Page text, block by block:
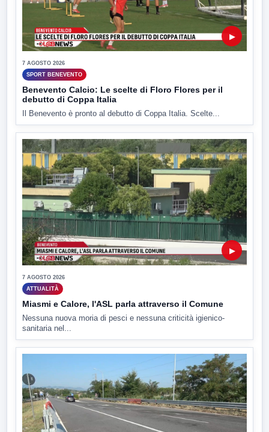
▶
7 AGOSTO 2026
SPORT BENEVENTO
Benevento Calcio: Le scelte di Floro Flores per il
debutto di Coppa Italia
Il Benevento è pronto al debutto di Coppa Italia. Scelte...
▶
7 AGOSTO 2026
ATTUALITÀ
Miasmi e Calore, l'ASL parla attraverso il Comune
Nessuna nuova moria di pesci e nessuna criticità igienico-
sanitaria nel...